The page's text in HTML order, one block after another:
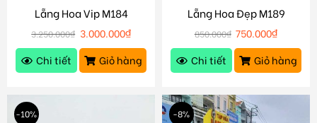
Lẵng Hoa Vip M184
3.250.000₫ 3.000.000₫
Chi tiết
Giỏ hàng
Lẵng Hoa Đẹp M189
850.000₫ 750.000₫
Chi tiết
Giỏ hàng
-10% -8%